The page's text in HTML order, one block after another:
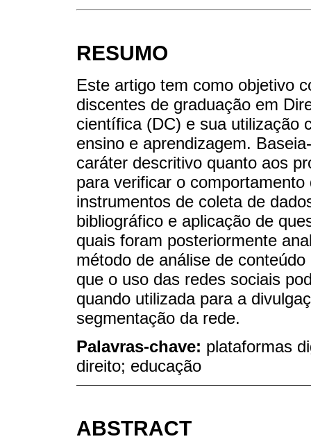
RESUMO
Este artigo tem como objetivo
discentes de graduação em
científica (DC) e sua utilização
ensino e aprendizagem.
caráter descritivo quanto aos
para verificar o
instrumentos de coleta de
bibliográfico e aplicação de
quais foram posteriormente
método de análise de
que o uso das redes sociais
quando utilizada para a
segmentação da rede.
Palavras-chave: plataformas
direito; educação
ABSTRACT